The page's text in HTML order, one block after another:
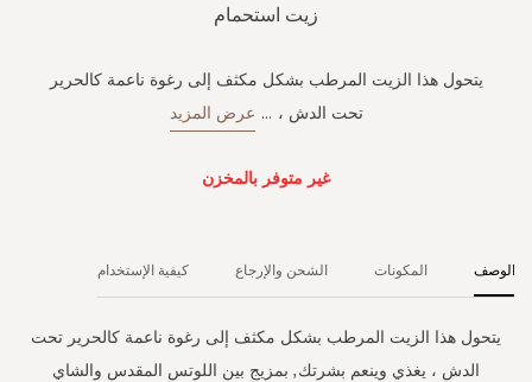
gallery
زيت استحمام
يتحول هذا الزيت المرطب بشكل مكثف إلى رغوة ناعمة كالحرير
تحت الدش ، ... عرض المزيد
غير متوفر بالمخزن
الوصف
يتحول هذا الزيت المرطب بشكل مكثف إلى رغوة ناعمة كالحرير تحت
الدش ، يغذي وينعم بشرتك, بمزيج بين اللوتس المقدس والشاي
المكونات الشحن والإرجاع كيفية الإستخدام